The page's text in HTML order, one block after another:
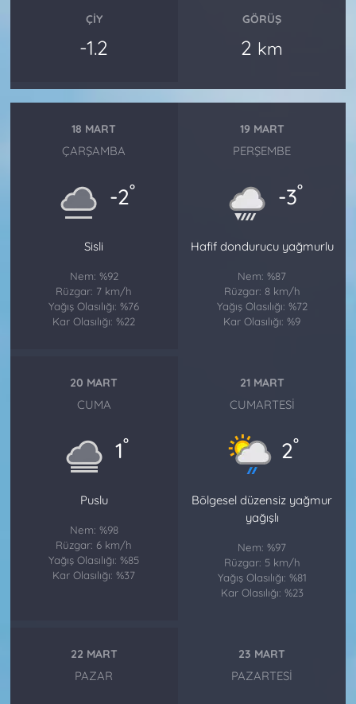
ÇIY
-1.2
GÖRÜŞ
2 km
18 MART
ÇARŞAMBA
-2°
Sisli
Nem: %92
Rüzgar: 7 km/h
Yağış Olasılığı: %76
Kar Olasılığı: %22
19 MART
PERŞEMBE
-3°
Hafif dondurucu yağmurlu
Nem: %87
Rüzgar: 8 km/h
Yağış Olasılığı: %72
Kar Olasılığı: %9
20 MART
CUMA
1°
Puslu
Nem: %98
Rüzgar: 6 km/h
Yağış Olasılığı: %85
Kar Olasılığı: %37
21 MART
CUMARTESI
2°
Bölgesel düzensiz yağmur
yağışlı
Nem: %97
Rüzgar: 5 km/h
Yağış Olasılığı: %81
Kar Olasılığı: %23
22 MART
PAZAR
23 MART
PAZARTESI